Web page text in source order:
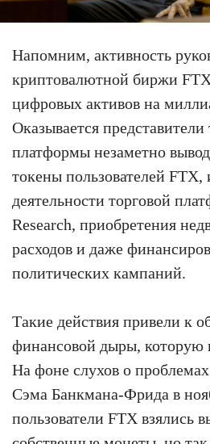
Напомним, активность
криптовалютной биржи
цифровых активов на
Оказывается представители
платформы незаметно
токены пользователей FTX,
деятельности торговой
Research, приобретения
расходов и даже
политических кампаний.
Такие действия привели к
финансовой дыры, которую
На фоне слухов о
Сэма Банкмана-Фрида в
пользователи FTX взялись